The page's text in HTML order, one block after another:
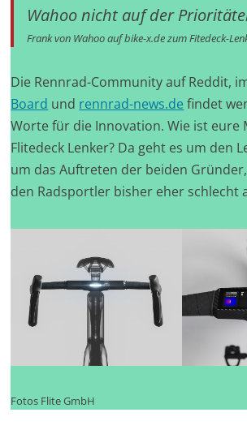
Wahoo nicht auf der
Frank von Wahoo auf bike-x.de zum Fitedeck-
Die Rennrad-Community auf Reddit,
Board und rennrad-news.de findet
Worte für die Innovation. Wie ist eure
Flitedeck Lenker? Da geht es um den
um das Auftreten der beiden
den Radsportler bisher eher schlecht
Fotos Flite GmbH